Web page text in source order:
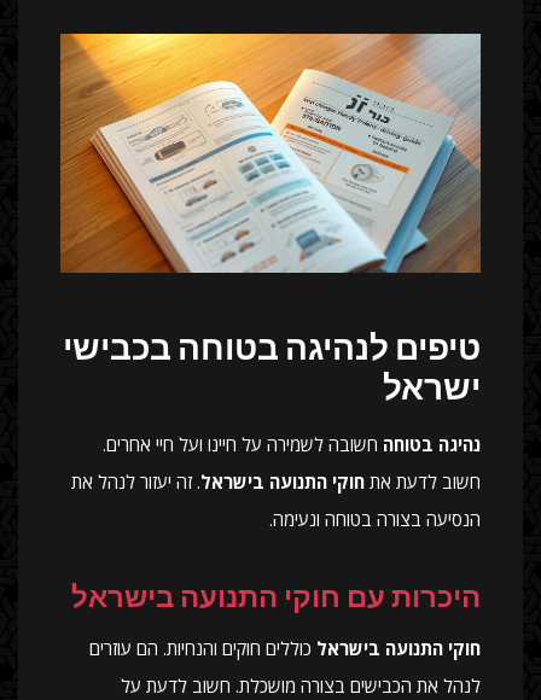
טיפים לנהיגה בטוחה בכבישי
ישראל
נהיגה בטוחה חשובה לשמירה על חיינו ועל חיי אחרים.
חשוב לדעת את חוקי התנועה בישראל. זה יעזור לנהל את
הנסיעה בצורה בטוחה ונעימה.
היכרות עם חוקי התנועה בישראל
חוקי התנועה בישראל כוללים חוקים והנחיות. הם עוזרים
לנהל את הכבישים בצורה מושכלת. חשוב לדעת על